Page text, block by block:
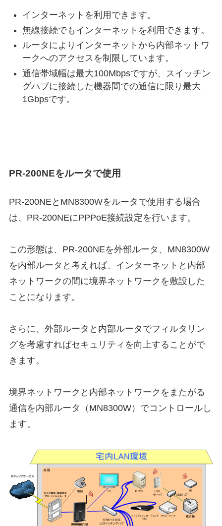
インターネットを利用できます。
無線接続でもインターネットを利用できます。
ルータによりインターネットから内部ネットワ
ークへのアクセスを制限しています。
通信帯域幅は最大100Mbpsですが、スイッチン
グハブに接続した機器間での通信に限り最大
1Gbpsです。
PR-200NEをルータで使用
PR-200NEとMN8300Wをルータで使用する場合
は、PR-200NEにPPPoE接続設定を行います。
この形態は、PR-200NEを外部ルータ、MN8300W
を内部ルータと考えれば、インターネットと内部
ネットワークの間に境界ネットワークを敷設した
ことになります。
さらに、外部ルータと内部ルータでフィルタリン
グを考慮すればセキュリティを向上することがで
きます。
境界ネットワークと内部ネットワークをまたがる
通信を内部ルータ（MN8300W）でコントロールし
ます。